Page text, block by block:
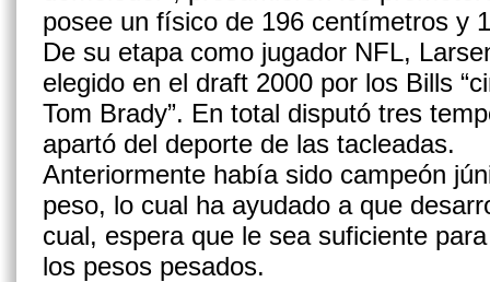
posee un físico de 196 centímetros y
De su etapa como jugador NFL,
elegido en el draft 2000 por los Bills
Tom Brady”. En total disputó tres
apartó del deporte de las tacleadas.
Anteriormente había sido campeón
peso, lo cual ha ayudado a que
cual, espera que le sea suficiente
los pesos pesados.